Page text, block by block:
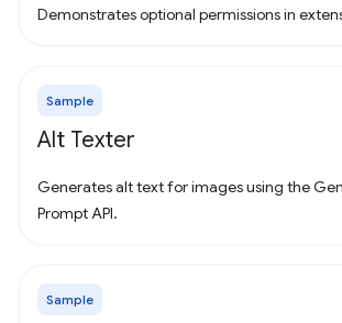
Demonstrates optional permissions in
Sample
Alt Texter
Generates alt text for images using the
Prompt API.
Sample